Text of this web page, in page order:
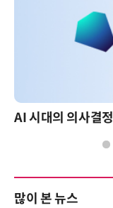
많이 본 뉴스